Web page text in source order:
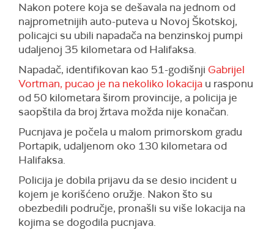
Nakon potere koja se dešavala na jednom od
najprometnijih auto-puteva u Novoj Škotskoj,
policajci su ubili napadača na benzinskoj pumpi
udaljenoj 35 kilometara od Halifaksa.
Napadač, identifikovan kao 51-godišnji Gabrijel
Vortman, pucao je na nekoliko lokacija u rasponu
od 50 kilometara širom provincije, a policija je
saopštila da broj žrtava možda nije konačan.
Pucnjava je počela u malom primorskom gradu
Portapik, udaljenom oko 130 kilometara od
Halifaksa.
Policija je dobila prijavu da se desio incident u
kojem je korišćeno oružje. Nakon što su
obezbedili područje, pronašli su više lokacija na
kojima se dogodila pucnjava.